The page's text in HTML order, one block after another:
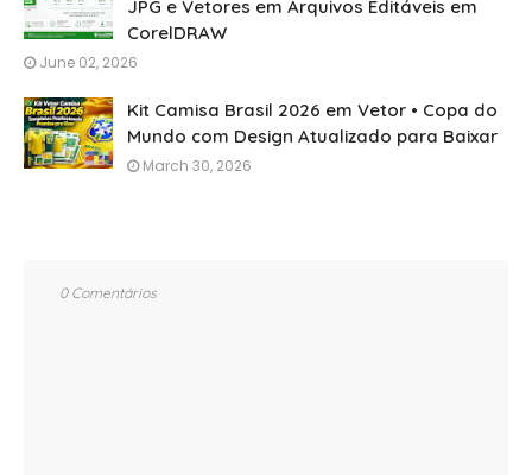
JPG e Vetores em Arquivos Editáveis em
CorelDRAW
June 02, 2026
Kit Camisa Brasil 2026 em Vetor • Copa do
Mundo com Design Atualizado para Baixar
March 30, 2026
0 Comentários